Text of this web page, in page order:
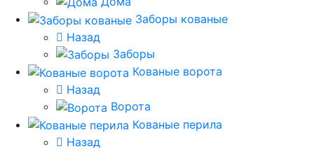
Заборы кованые
Назад
Заборы
Кованые ворота
Назад
Ворота
Кованые перила
Назад